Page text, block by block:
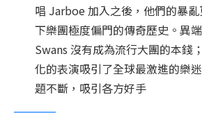
唱 Jarboe 加入之後，他們的暴
下樂團極度偏門的傳奇歷史。異
Swans 沒有成為流行大團的本錢
化的表演吸引了全球最激進的樂
題不斷，吸引各方好手